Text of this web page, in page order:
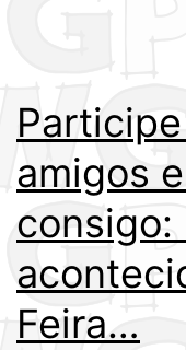
amigos
consigo:
Feira…